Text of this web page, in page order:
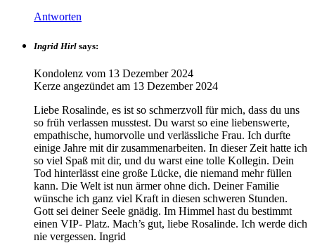
Antworten
Ingrid Hirl says:
Kondolenz vom 13 Dezember 2024
Kerze angezündet am 13 Dezember 2024
Liebe Rosalinde, es ist so schmerzvoll für mich, dass du uns
so früh verlassen musstest. Du warst so eine liebenswerte,
empathische, humorvolle und verlässliche Frau. Ich durfte
einige Jahre mit dir zusammenarbeiten. In dieser Zeit hatte ich
so viel Spaß mit dir, und du warst eine tolle Kollegin. Dein
Tod hinterlässt eine große Lücke, die niemand mehr füllen
kann. Die Welt ist nun ärmer ohne dich. Deiner Familie
wünsche ich ganz viel Kraft in diesen schweren Stunden.
Gott sei deiner Seele gnädig. Im Himmel hast du bestimmt
einen VIP- Platz. Mach’s gut, liebe Rosalinde. Ich werde dich
nie vergessen. Ingrid